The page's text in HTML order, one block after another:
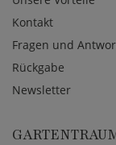
Kontakt
Fragen und
Rückgabe
Newsletter